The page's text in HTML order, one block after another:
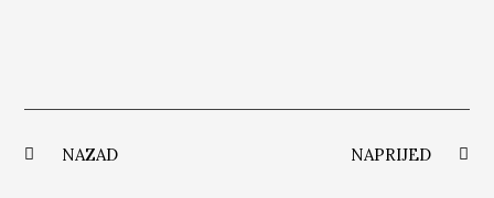
NAZAD NAPRIJED